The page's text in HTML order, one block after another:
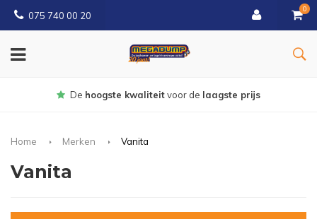
075 740 00 20
0
Gratisbezorgd vanaf € 150
Home Merken Vanita
Vanita